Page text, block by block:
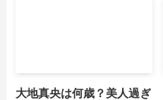
大地真央は何歳？美人過ぎ